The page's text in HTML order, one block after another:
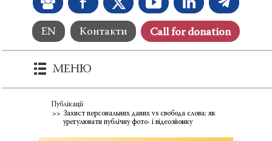
EN Контакти Сall for donation
МЕНЮ
Публікації
Захист персональних даних vs свобода слова: як
урегулювати публічну фото- і відеозйомку